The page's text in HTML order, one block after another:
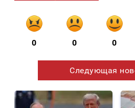
0 0 0
Следующая